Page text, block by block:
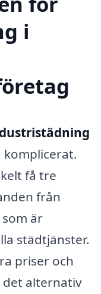
i
få tre
från
är
städtjänster.
priser och
det alternativ